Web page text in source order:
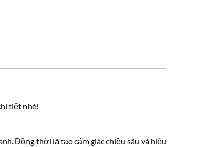
tiết nhé!
Đồng thời là tạo cảm giác chiều sâu và hiệu